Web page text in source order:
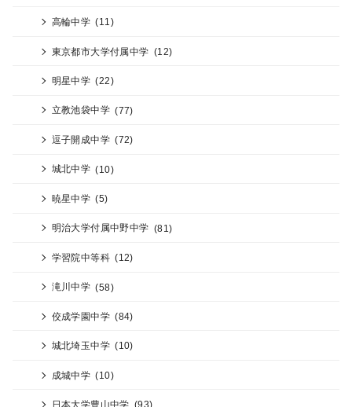
高輪中学 (11)
東京都市大学付属中学 (12)
明星中学 (22)
立教池袋中学 (77)
逗子開成中学 (72)
城北中学 (10)
暁星中学 (5)
明治大学付属中野中学 (81)
学習院中等科 (12)
滝川中学 (58)
佼成学園中学 (84)
城北埼玉中学 (10)
成城中学 (10)
日本大学豊山中学 (93)